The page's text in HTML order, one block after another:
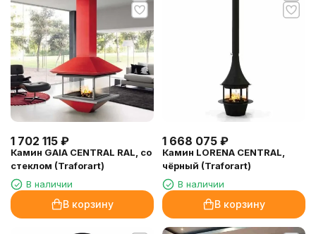
1 702 115 ₽
Камин GAIA CENTRAL RAL, со
стеклом (Traforart)
В наличии
В корзину
1 668 075 ₽
Камин LORENA CENTRAL,
чёрный (Traforart)
В наличии
В корзину